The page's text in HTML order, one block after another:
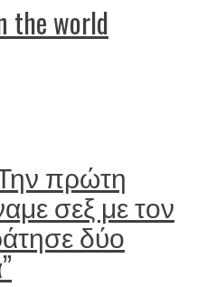
the world
πρώτη
σεξ με τον
δύο